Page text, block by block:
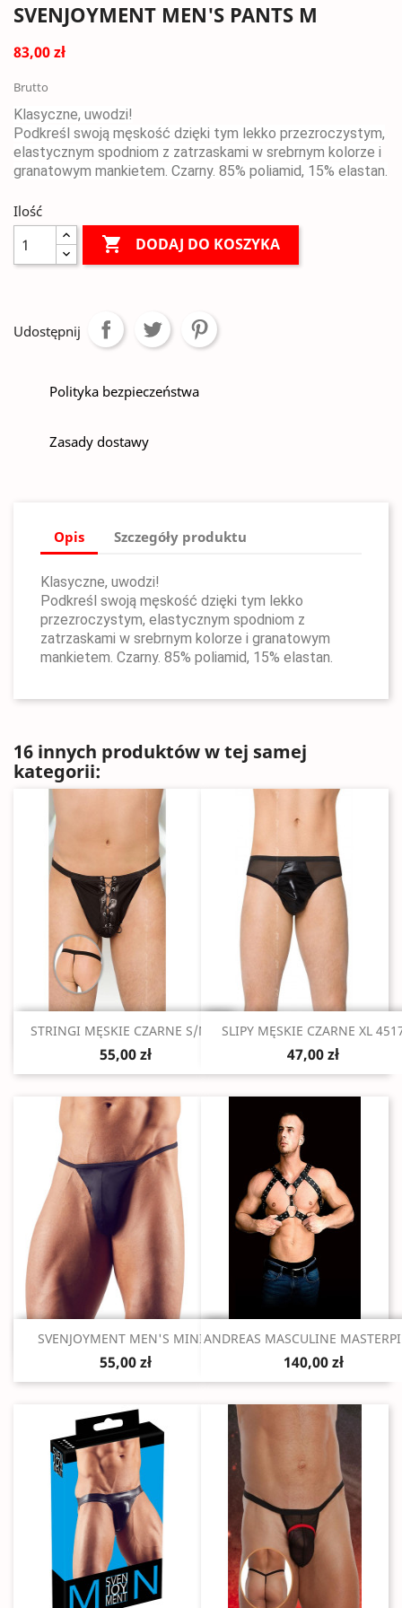
SVENJOYMENT MEN'S PANTS M
83,00 zł
Brutto
Klasyczne, uwodzi!
Podkreśl swoją męskość dzięki tym lekko przezroczystym,
elastycznym spodniom z zatrzaskami w srebrnym kolorze i
granatowym mankietem. Czarny. 85% poliamid, 15% elastan.
Ilość
 DODAJ DO KOSZYKA
Udostępnij
Polityka bezpieczeństwa
Zasady dostawy
Opis Szczegóły produktu
Klasyczne, uwodzi!
Podkreśl swoją męskość dzięki tym lekko
przezroczystym, elastycznym spodniom z
zatrzaskami w srebrnym kolorze i granatowym
mankietem. Czarny. 85% poliamid, 15% elastan.
16 innych produktów w tej samej
kategorii:
 Szybki podgląd
STRINGI MĘSKIE CZARNE S/M/L
55,00 zł
Szybki podgląd
SLIPY MĘSKIE CZARNE XL
47,00 zł
Szybki podgląd
SVENJOYMENT MEN'S MINI...
55,00 zł
Szybki podgląd
ANDREAS MASCULINE
140,00 zł